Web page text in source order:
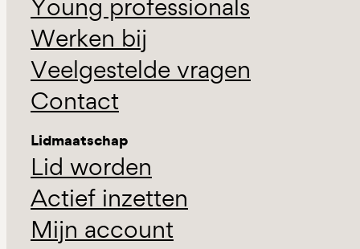
Young professionals
Werken bij
Veelgestelde vragen
Contact
Lidmaatschap
Lid worden
Actief inzetten
Mijn account